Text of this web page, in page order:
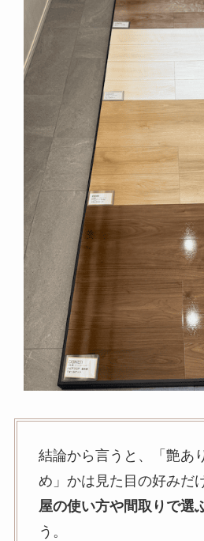
結論から言うと、「艶あ
め」かは見た目の好みだ
屋の使い方や間取りで選
う。